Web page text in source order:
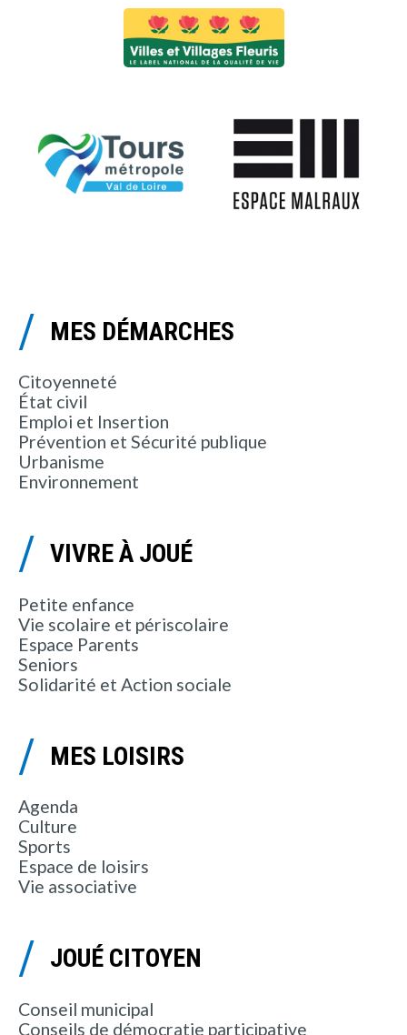
MES DÉMARCHES
Citoyenneté
État civil
Emploi et Insertion
Prévention et Sécurité publique
Urbanisme
Environnement
VIVRE À JOUÉ
Petite enfance
Vie scolaire et périscolaire
Espace Parents
Seniors
Solidarité et Action sociale
MES LOISIRS
Agenda
Culture
Sports
Espace de loisirs
Vie associative
JOUÉ CITOYEN
Conseil municipal
Conseils de démocratie participative